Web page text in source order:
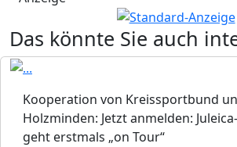
Das könnte Sie auch
Kooperation von Kreissportbund
Holzminden: Jetzt anmelden:
geht erstmals „on Tour“